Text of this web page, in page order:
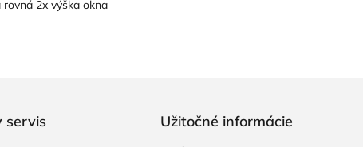
2x výška okna
servis Užitočné informácie